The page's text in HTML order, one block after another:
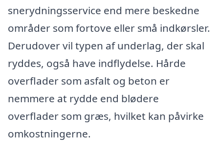
snerydningsservice end mere beskedne
områder som fortove eller små indkørsler.
Derudover vil typen af underlag, der skal
ryddes, også have indflydelse. Hårde
overflader som asfalt og beton er
nemmere at rydde end blødere
overflader som græs, hvilket kan påvirke
omkostningerne.